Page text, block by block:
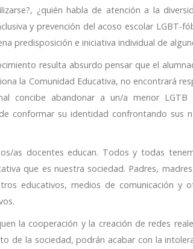
¿quién habla de atención a la
y prevención del acoso escolar LGBT-
predisposición e iniciativa individual de
resulta absurdo pensar que el
la Comunidad Educativa, no encontrará
concibe abandonar a un/a menor
conformar su identidad confrontando sus
as docentes educan. Todos y todas
que es nuestra sociedad. Padres,
educativos, medios de comunicación y
la cooperación y la creación de redes
de la sociedad, podrán acabar con la